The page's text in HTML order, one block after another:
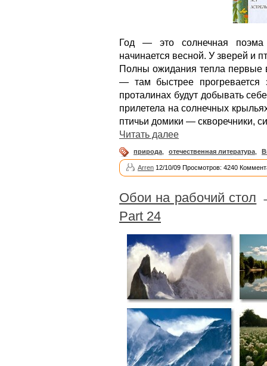
Год — это солнечная поэма
начинается весной. У зверей и
Полны ожидания тепла первые
— там быстрее прогревается
проталинах будут добывать
прилетела на солнечных
птичьи домики — скворечники,
Читать далее
природа отечественная литература
Arren 12/10/09 Просмотров: 4240
Обои на рабочий стол
Part 24